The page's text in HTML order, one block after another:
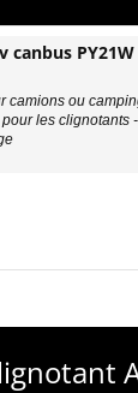
canbus PY21W
camions ou
les clignotants -